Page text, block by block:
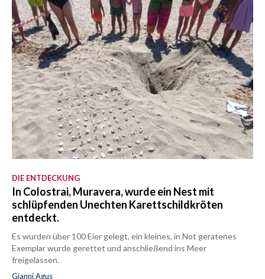
DIE ENTDECKUNG
In Colostrai, Muravera, wurde ein Nest mit
schlüpfenden Unechten Karettschildkröten
entdeckt.
Es wurden über 100 Eier gelegt, ein kleines, in Not geratenes
Exemplar wurde gerettet und anschließend ins Meer
freigelassen.
Gianni Agus